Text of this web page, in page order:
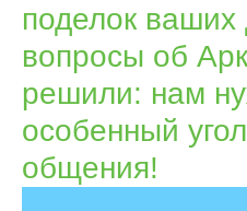
поделок ваших
вопросы об
решили: нам
особенный
общения!